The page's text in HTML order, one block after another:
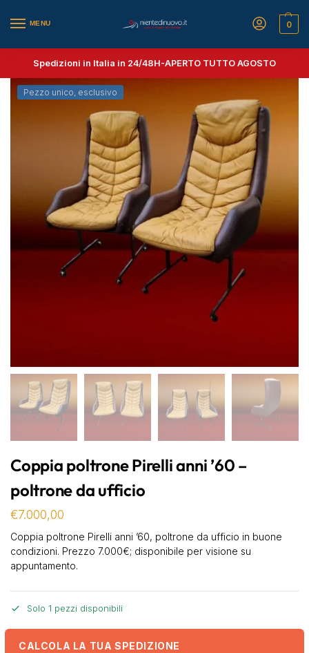
MENU 0
Spedizioni in Italia in 24/48H-APERTO TUTTO AGOSTO
Pezzo unico, esclusivo
Coppia poltrone Pirelli anni ’60 –
poltrone da ufficio
€7.000,00
Coppia poltrone Pirelli anni ’60, poltrone da ufficio in buone
condizioni. Prezzo 7.000€; disponibile per visione su
appuntamento.
Solo 1 pezzi disponibili
CALCOLA LA TUA SPEDIZIONE